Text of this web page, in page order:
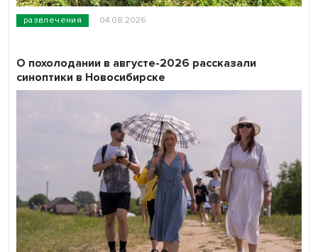
развлечения 04.08.2026
О похолодании в августе-2026 рассказали
синоптики в Новосибирске